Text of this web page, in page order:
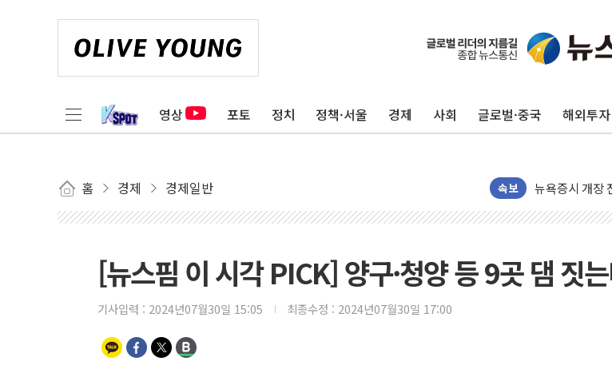
영상 포토 정치 정책·서울 경제 사회 글로벌·중국 해외투자
홈 경제 경제일반 속보
리투아니아 국
구광모, 내주
김정관 장관 "
뉴욕증시 프리
금값 7주 만에
[인도증시] 중
[베트남 증시]
'월가의 황제'
[뉴스핌 이 시각 PICK] 양구·청양 등 9곳 댐 짓
기사입력 : 2024년07월30일 15:05 최종수정 : 2024년07월30일 17:00